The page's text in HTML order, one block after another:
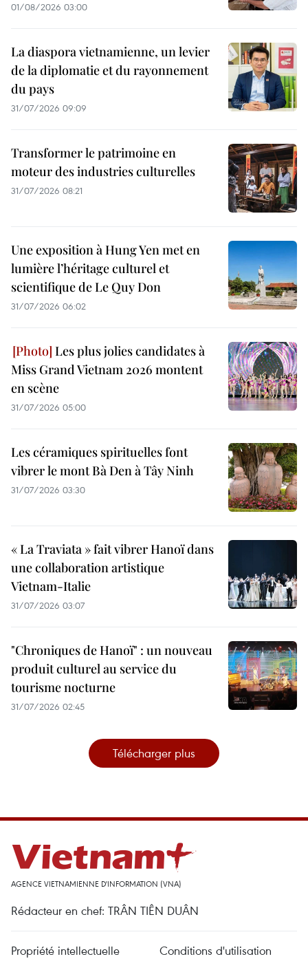
01/08/2026 03:00
La diaspora vietnamienne, un levier
de la diplomatie et du rayonnement
du pays
31/07/2026 09:09
Transformer le patrimoine en
moteur des industries culturelles
31/07/2026 08:21
Une exposition à Hung Yen met en
lumière l’héritage culturel et
scientifique de Le Quy Don
31/07/2026 06:02
Les plus jolies candidates à
Miss Grand Vietnam 2026 montent
en scène
31/07/2026 05:00
Les céramiques spirituelles font
vibrer le mont Bà Den à Tây Ninh
31/07/2026 03:30
« La Traviata » fait vibrer Hanoï dans
une collaboration artistique
Vietnam-Italie
31/07/2026 03:07
"Chroniques de Hanoï" : un nouveau
produit culturel au service du
tourisme nocturne
31/07/2026 02:45
Télécharger plus
AGENCE VIETNAMIENNE D'INFORMATION (VNA)
Rédacteur en chef: TRÂN TIÊN DUÂN
Propriété intellectuelle Conditions d'utilisation